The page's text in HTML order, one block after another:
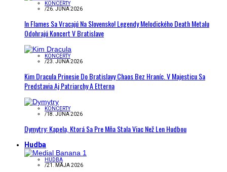
KONCERTY
/26. JÚNA 2026
In Flames Sa Vracajú Na Slovensko! Legendy Melodického Death Metalu
Odohrajú Koncert V Bratislave
KONCERTY
/23. JÚNA 2026
Kim Dracula Prinesie Do Bratislavy Chaos Bez Hraníc. V Majesticu Sa
Predstavia Aj Patriarchy A Etterna
KONCERTY
/18. JÚNA 2026
Dymytry: Kapela, Ktorá Sa Pre Mňa Stala Viac Než Len Hudbou
Hudba
HUDBA
/21. MÁJA 2026